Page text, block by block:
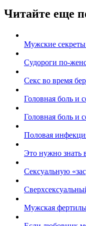
Читайте еще
Мужские
Судороги по-
Секс во время
Головная боль и
Головная боль и
Половая
Это нужно знать
Cексуальную
Мужская